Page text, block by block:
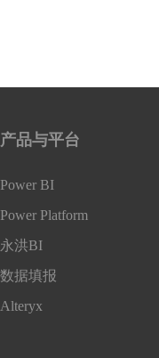
产品与平台
Power BI
Power Platform
永洪BI
数据填报
Alteryx